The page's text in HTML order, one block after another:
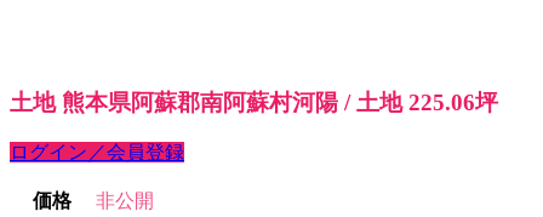
土地 熊本県阿蘇郡南阿蘇村河陽 / 土地 225.06坪
ログイン／会員登録
価格
非公開